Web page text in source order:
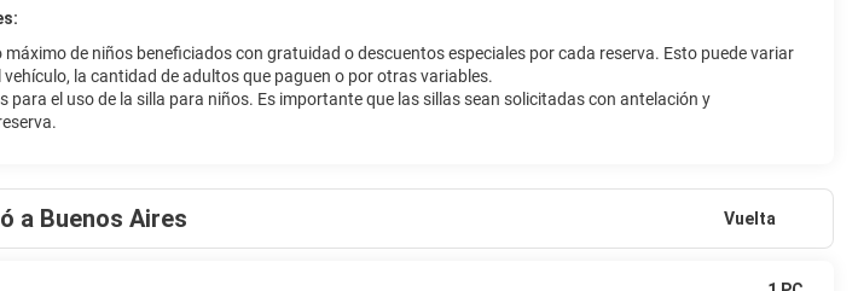
de niños beneficiados con gratuidad o descuentos especiales por cada reserva. Esto puede variar
la cantidad de adultos que paguen o por otras variables.
para el uso de la silla para niños. Es importante que las sillas sean solicitadas con antelación y
a Buenos Aires Vuelta